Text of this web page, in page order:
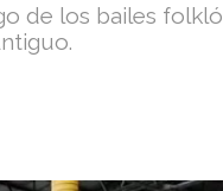
de los bailes